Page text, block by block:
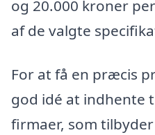
og 20.000 kroner
af de valgte
For at få en præcis
god idé at indhente
firmaer, som